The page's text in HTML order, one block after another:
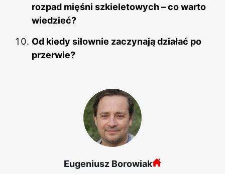
rozpad mięśni szkieletowych – co warto
wiedzieć?
Od kiedy siłownie zaczynają działać po
przerwie?
Eugeniusz Borowiak